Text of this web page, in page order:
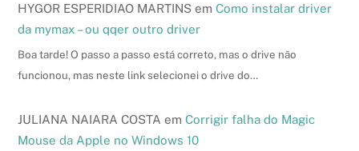
HYGOR ESPERIDIAO MARTINS emComo instalar driver
da mymax – ou qqer outro driver
Boa tarde! O passo a passo está correto, mas o drive não
funcionou, mas neste link selecionei o drive do…
JULIANA NAIARA COSTA emCorrigir falha do Magic
Mouse da Apple no Windows 10